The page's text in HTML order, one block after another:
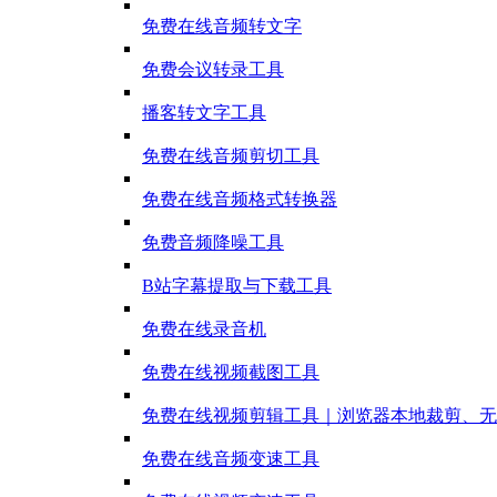
免费在线音频转文字
免费会议转录工具
播客转文字工具
免费在线音频剪切工具
免费在线音频格式转换器
免费音频降噪工具
B站字幕提取与下载工具
免费在线录音机
免费在线视频截图工具
免费在线视频剪辑工具｜浏览器本地裁剪、
免费在线音频变速工具